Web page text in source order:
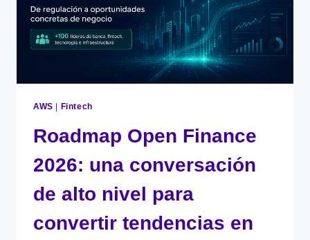
SEGURIDAD
EN
AWS
AWS | Fintech
Roadmap Open Finance
2026: una conversación
de alto nivel para
convertir tendencias en